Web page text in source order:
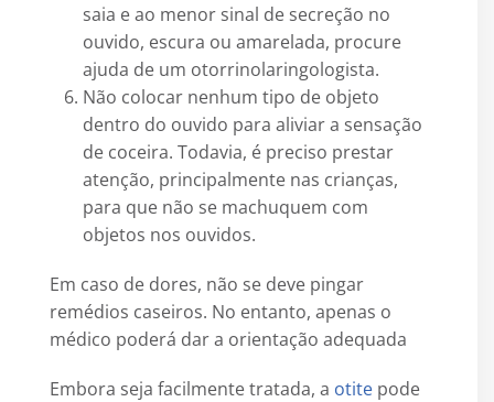
saia e ao menor sinal de secreção no
ouvido, escura ou amarelada, procure
ajuda de um otorrinolaringologista.
Não colocar nenhum tipo de objeto
dentro do ouvido para aliviar a sensação
de coceira. Todavia, é preciso prestar
atenção, principalmente nas crianças,
para que não se machuquem com
objetos nos ouvidos.
Em caso de dores, não se deve pingar
remédios caseiros. No entanto, apenas o
médico poderá dar a orientação adequada
Embora seja facilmente tratada, a otite pode